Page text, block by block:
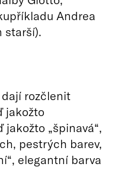
Andrea
starší).
rozčlenit
jakožto
„špinavá“,
pestrých barev,
elegantní barva